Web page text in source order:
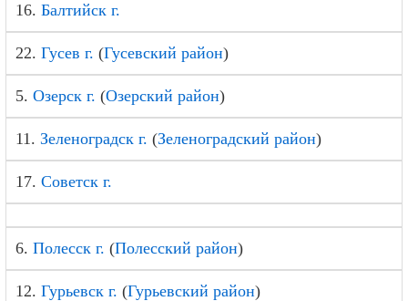
16. Балтийск г.
22. Гусев г. (Гусевский район)
5. Озерск г. (Озерский район)
11. Зеленоградск г. (Зеленоградский район)
17. Советск г.
6. Полесск г. (Полесский район)
12. Гурьевск г. (Гурьевский район)